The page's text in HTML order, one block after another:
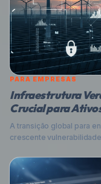
PARA EMPRESAS
Infraestrutura
Crucial para
A transição global para
crescente
os ativos físicos da
brasileiro e dicas